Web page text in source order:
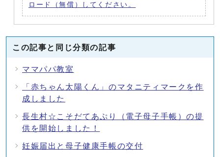
ロード（無償）してください。
この記事と同じ分類の記事
ママパパ教室
「赤ちゃん太陽くん」のマタニティマークを作
成しました
長生村☆こそだてあぷり（電子母子手帳）の提
供を開始しました！
妊娠届出と母子健康手帳の交付